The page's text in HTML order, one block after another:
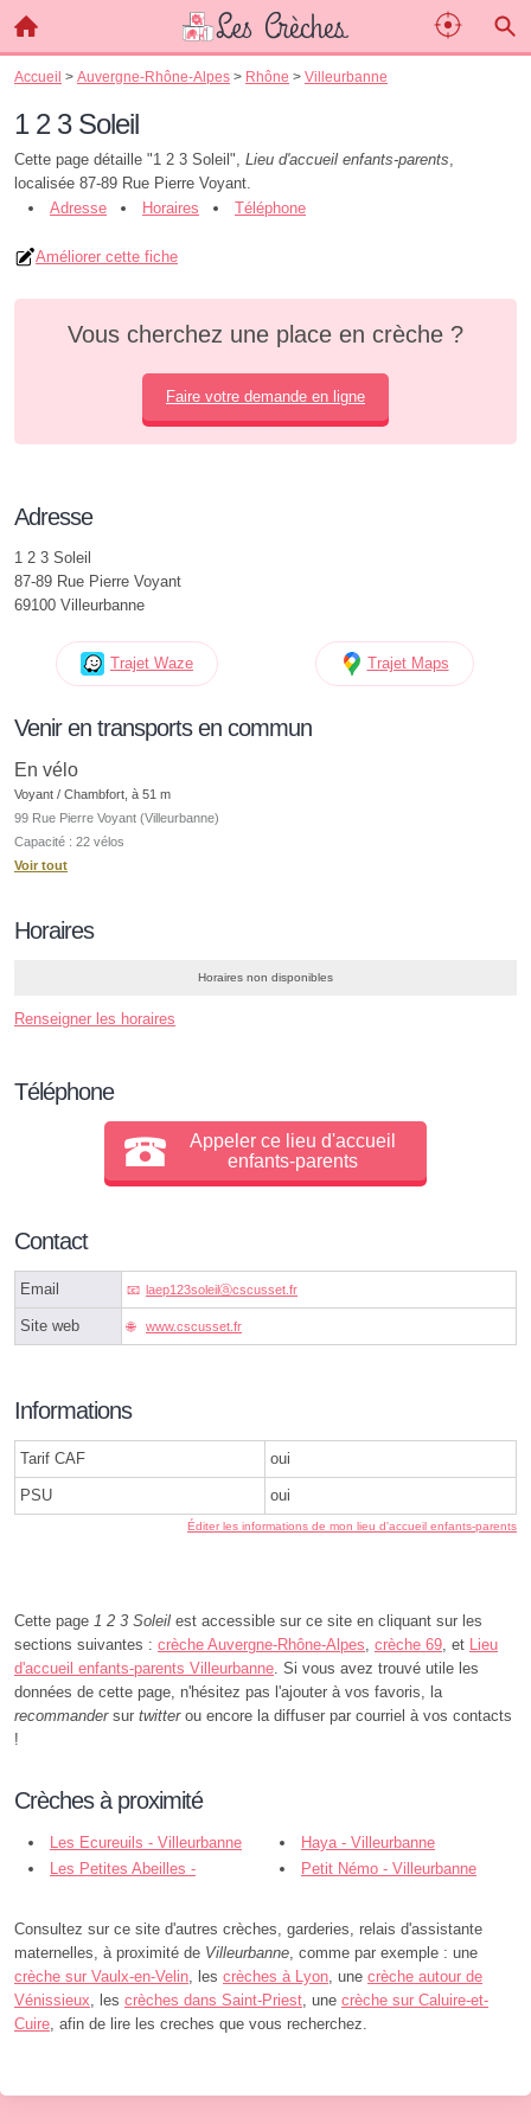
Accueil > Auvergne-Rhône-Alpes > Rhône > Villeurbanne
1 2 3 Soleil
Cette page détaille "1 2 3 Soleil", Lieu d'accueil enfants-parents,
localisée 87-89 Rue Pierre Voyant.
Adresse
Horaires Téléphone
Améliorer cette fiche
Vous cherchez une place en crèche ?
Faire votre demande en ligne
Adresse
1 2 3 Soleil
87-89 Rue Pierre Voyant
69100 Villeurbanne
Trajet Waze Trajet Maps
Venir en transports en commun
En vélo
Voyant / Chambfort, à 51 m
99 Rue Pierre Voyant (Villeurbanne)
Capacité : 22 vélos
Voir tout
Horaires
Horaires non disponibles
Renseigner les horaires
Téléphone
Appeler ce lieu d'accueil
enfants-parents
Contact
Email laep123soleilⓐcscusset.fr
Site web www.cscusset.fr
Informations
Tarif CAF oui
PSU oui
Éditer les informations de mon lieu d'accueil enfants-parents
Cette page 1 2 3 Soleil est accessible sur ce site en cliquant sur les
sections suivantes : crèche Auvergne-Rhône-Alpes, crèche 69, et Lieu
d'accueil enfants-parents Villeurbanne. Si vous avez trouvé utile les
données de cette page, n'hésitez pas l'ajouter à vos favoris, la
recommandersur twitterou encore la diffuser par courriel à vos contacts
!
Crèches à proximité
Les Ecureuils - Villeurbanne
Haya - Villeurbanne
Les Petites Abeilles -
Petit Némo - Villeurbanne
Consultez sur ce site d'autres crèches, garderies, relais d'assistante
maternelles, à proximité de Villeurbanne, comme par exemple : une
crèche sur Vaulx-en-Velin, les crèches à Lyon, une crèche autour de
Vénissieux, les crèches dans Saint-Priest, une crèche sur Caluire-et-
Cuire, afin de lire les creches que vous recherchez.